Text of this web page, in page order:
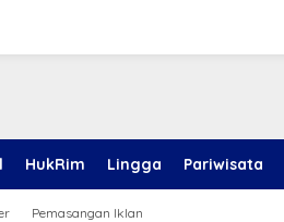
HukRim Lingga Pariwisata
Pemasangan Iklan